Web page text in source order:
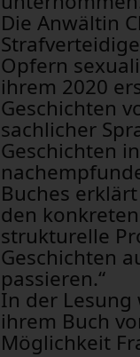
Die Anwältin
Opfern
ihrem 2020
Geschichten
sachlicher
Geschichten
Buches
den
strukturelle
Geschichten
passieren.“
In der Lesung
ihrem Buch
Möglichkeit